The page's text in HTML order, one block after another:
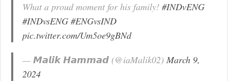
What a proud moment for his family!#INDvENG
#INDvsENG #ENGvsIND
pic.twitter.com/Um5oe9gBNd
— 𝙈𝙖𝙡𝙞𝙠 𝙃𝙖𝙢𝙢𝙖𝙙 (@iaMalik02)March 9,
2024